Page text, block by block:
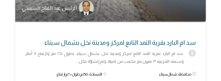
الرئيس عبد الفتاح السيسي
سد ام البارد بقرية التمد التابع لمركز ومدينة نخل بشمال سيناء
سد ام البارد بقرية التمد التابع لمركز ومدينة نخل بشمال سيناء، بطول ٢٥٠ متر وارتفاع ٧ أمتار
وسعته التخزينية ٣ مليون متر مكعب من المياه، وتم إنشاؤه بتكل...
محافظة: شمال سيناء المساحة: 250م طول × 7م ارتفاع